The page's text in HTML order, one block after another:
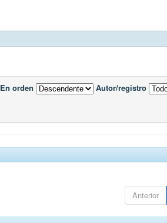
En orden Autor/registro
Anterior